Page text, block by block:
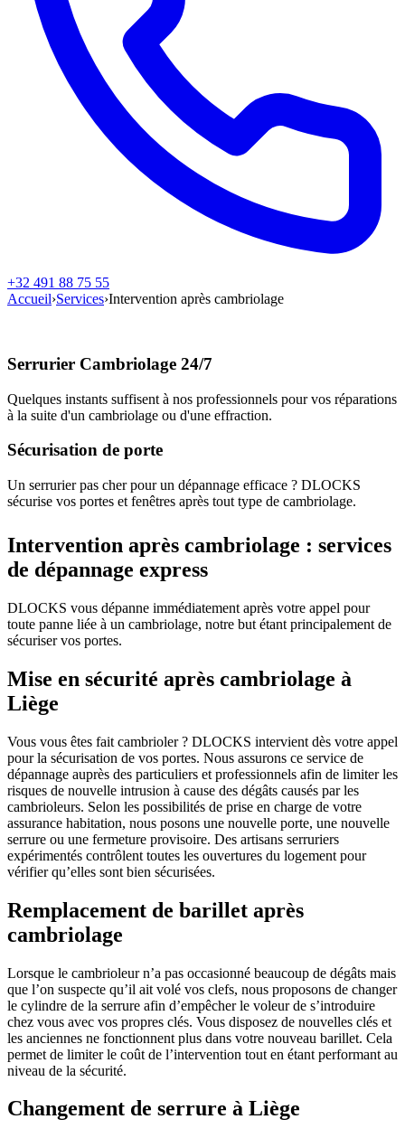
+32 491 88 75 55
Accueil›Services›Intervention après cambriolage
Serrurier Cambriolage 24/7
Quelques instants suffisent à nos professionnels pour vos réparations
à la suite d'un cambriolage ou d'une effraction.
Sécurisation de porte
Un serrurier pas cher pour un dépannage efficace ? DLOCKS
sécurise vos portes et fenêtres après tout type de cambriolage.
Intervention après cambriolage : services
de dépannage express
DLOCKS vous dépanne immédiatement après votre appel pour
toute panne liée à un cambriolage, notre but étant principalement de
sécuriser vos portes.
Mise en sécurité après cambriolage à
Liège
Vous vous êtes fait cambrioler ? DLOCKS intervient dès votre appel
pour la sécurisation de vos portes. Nous assurons ce service de
dépannage auprès des particuliers et professionnels afin de limiter les
risques de nouvelle intrusion à cause des dégâts causés par les
cambrioleurs. Selon les possibilités de prise en charge de votre
assurance habitation, nous posons une nouvelle porte, une nouvelle
serrure ou une fermeture provisoire. Des artisans serruriers
expérimentés contrôlent toutes les ouvertures du logement pour
vérifier qu’elles sont bien sécurisées.
Remplacement de barillet après
cambriolage
Lorsque le cambrioleur n’a pas occasionné beaucoup de dégâts mais
que l’on suspecte qu’il ait volé vos clefs, nous proposons de changer
le cylindre de la serrure afin d’empêcher le voleur de s’introduire
chez vous avec vos propres clés. Vous disposez de nouvelles clés et
les anciennes ne fonctionnent plus dans votre nouveau barillet. Cela
permet de limiter le coût de l’intervention tout en étant performant au
niveau de la sécurité.
Changement de serrure à Liège